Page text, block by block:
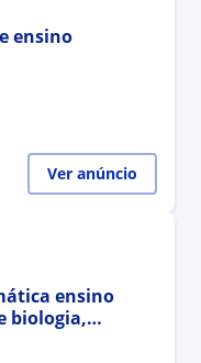
ensino
Ver anúncio
ensino
biologia,